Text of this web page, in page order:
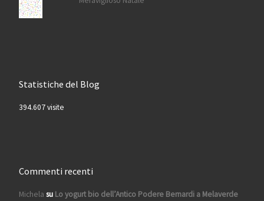
Statistiche del Blog
394.607 visite
Commenti recenti
Michela su Lo yogurt bio dell’Antico Podere Bernardi a Melaverde